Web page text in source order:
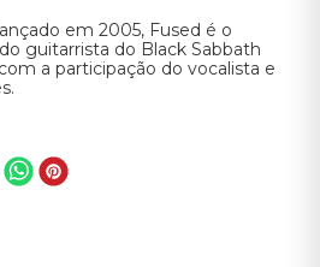
em 2005, Fused é o
guitarrista do Black Sabbath
a participação do vocalista e